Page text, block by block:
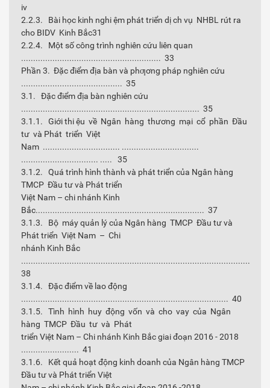
iv
2.2.3. Bài học kinh nghi ệm phát triển dị ch vụ NHBL rút ra
cho BIDV Kinh Bắc31
2.2.4. Một số công trình nghiên cứu liên quan
.......................................................... 33
Phần 3. Đặc điểm địa bàn và phƣơng pháp nghiên cứu
.......................................... 35
3.1. Đặc điểm địa bàn nghiên cứu
.......................................................................... 35
3.1.1. Giới thi ệu về Ngân hàng thương mại cổ phần Đầu
tư và Phát triển Việt
Nam ................................ ................................
................................ ..... 35
3.1.2. Quá trình hình thành và phát triển của Ngân hàng
TMCP Đầu tư và Phát triển
Việt Nam – chi nhánh Kinh
Bắc...................................................................... 37
3.1.3. Bộ máy quản lý của Ngân hàng TMCP Đầu tư và
Phát triển Việt Nam – Chi
nhánh Kinh Bắc
...............................................................................................
38
3.1.4. Đặc điểm về lao động
...................................................................................... 40
3.1.5. Tình hình huy động vốn và cho vay của Ngân
hàng TMCP Đầu tư và Phát
triển Việt Nam – Chi nhánh Kinh Bắc giai đoạn 2016 - 2018
........................ 41
3.1.6. Kết quả hoạt động kinh doanh của Ngân hàng TMCP
Đầu tư và Phát triển Việt